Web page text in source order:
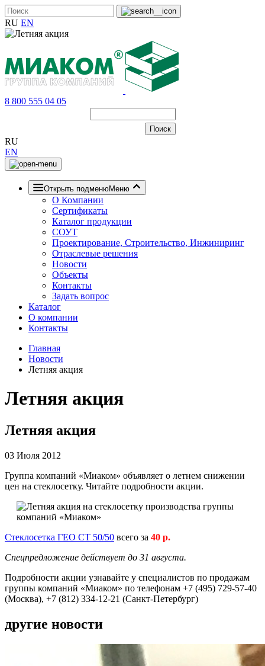
RU EN
8 800 555 04 05
RU
EN
Открыть подменюМеню
О Компании
Сертификаты
Каталог продукции
СОУТ
Проектирование, Строительство, Инжиниринг
Отраслевые решения
Новости
Объекты
Контакты
Задать вопрос
Каталог
О компании
Контакты
Главная
Новости
Летняя акция
Летняя акция
Летняя акция
03 Июля 2012
Группа компаний «Миаком» объявляет о летнем снижении
цен на стеклосетку. Читайте подробности акции.
Стеклосетка ГЕО СТ 50/50 всего за 40 р.
Спецпредложение действует до 31 августа.
Подробности акции узнавайте у специалистов по продажам
группы компаний «Миаком» по телефонам +7 (495) 729-57-40
(Москва), +7 (812) 334-12-21 (Санкт-Петербург)
другие новости